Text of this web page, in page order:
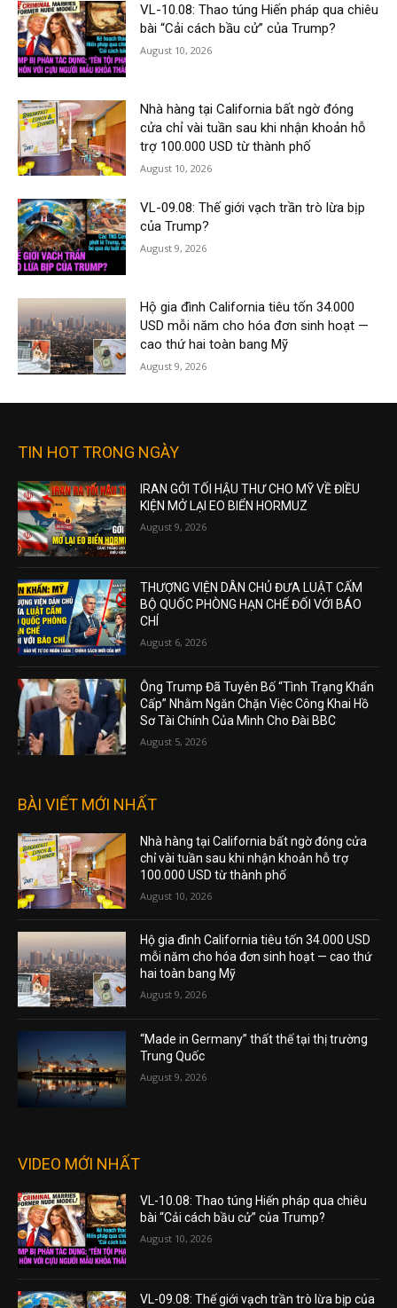
VL-10.08: Thao túng Hiến pháp qua chiêu
bài “Cải cách bầu cử” của Trump?
August 10, 2026
Nhà hàng tại California bất ngờ đóng
cửa chỉ vài tuần sau khi nhận khoản hỗ
trợ 100.000 USD từ thành phố
August 10, 2026
VL-09.08: Thế giới vạch trần trò lừa bịp
của Trump?
August 9, 2026
Hộ gia đình California tiêu tốn 34.000
USD mỗi năm cho hóa đơn sinh hoạt —
cao thứ hai toàn bang Mỹ
August 9, 2026
TIN HOT TRONG NGÀY
IRAN GỞI TỐI HẬU THƯ CHO MỸ VỀ ĐIỀU
KIỆN MỞ LẠI EO BIỂN HORMUZ
August 9, 2026
THƯỢNG VIỆN DÂN CHỦ ĐƯA LUẬT CẤM
BỘ QUỐC PHÒNG HẠN CHẾ ĐỐI VỚI BÁO
CHÍ
August 6, 2026
Ông Trump Đã Tuyên Bố “Tình Trạng Khẩn
Cấp” Nhằm Ngăn Chặn Việc Công Khai Hồ
Sơ Tài Chính Của Mình Cho Đài BBC
August 5, 2026
BÀI VIẾT MỚI NHẤT
Nhà hàng tại California bất ngờ đóng cửa
chỉ vài tuần sau khi nhận khoản hỗ trợ
100.000 USD từ thành phố
August 10, 2026
Hộ gia đình California tiêu tốn 34.000 USD
mỗi năm cho hóa đơn sinh hoạt — cao thứ
hai toàn bang Mỹ
August 9, 2026
“Made in Germany” thất thế tại thị trường
Trung Quốc
August 9, 2026
VIDEO MỚI NHẤT
VL-10.08: Thao túng Hiến pháp qua chiêu
bài “Cải cách bầu cử” của Trump?
August 10, 2026
VL-09.08: Thế giới vạch trần trò lừa bịp của